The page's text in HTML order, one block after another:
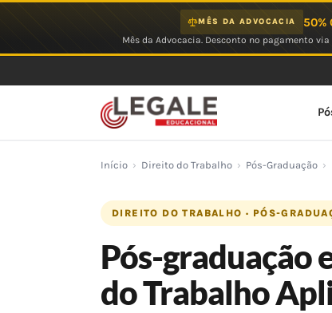
MÊS DA ADVOCACIA 50%
Mês da Advocacia. Desconto no pagamento
Início › Direito do Trabalho › Pós-Graduação ›
DIREITO DO TRABALHO · PÓS-
Pós-graduação
do Trabalho